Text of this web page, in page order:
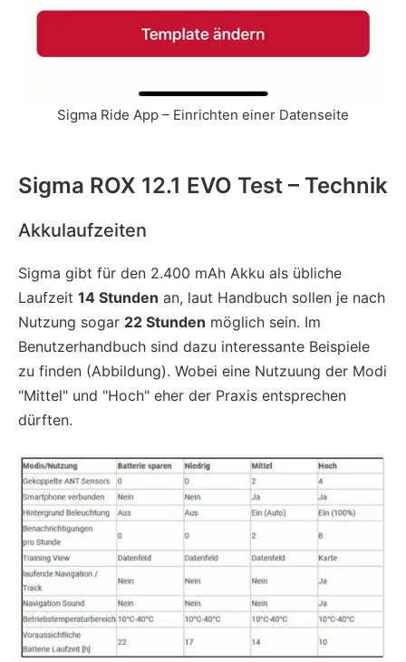
Sigma Ride App – Einrichten einer Datenseite
Sigma ROX 12.1 EVO Test – Technik
Akkulaufzeiten
Sigma gibt für den 2.400 mAh Akku als übliche
Laufzeit 14 Stunden an, laut Handbuch sollen je nach
Nutzung sogar 22 Stunden möglich sein. Im
Benutzerhandbuch sind dazu interessante Beispiele
zu finden (Abbildung). Wobei eine Nutzuung der Modi
"Mittel" und "Hoch" eher der Praxis entsprechen
dürften.